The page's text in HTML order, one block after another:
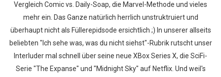
Vergleich Comic vs. Daily-Soap, die Marvel-Methode und vieles
mehr ein. Das Ganze natürlich herrlich unstruktruiert und
überhaupt nicht als Füllerepidsode ersichtlich ;) In unserer allseits
beliebten "Ich sehe was, was du nicht siehst"-Rubrik rutscht unser
Interluder mal schnell über seine neue XBox Series X, die SciFi-
Serie "The Expanse" und "Midnight Sky" auf Netflix. Und weil's